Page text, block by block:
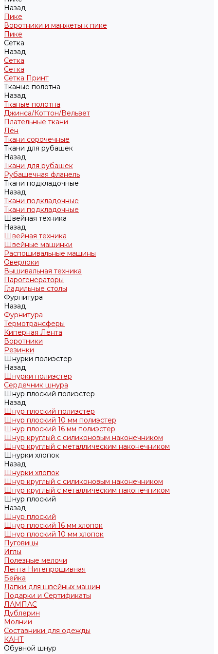
Назад
Пике
Воротники и манжеты к пике
Пике
Сетка
Назад
Сетка
Сетка
Сетка Принт
Тканые полотна
Назад
Тканые полотна
Джинса/Коттон/Вельвет
Плательные ткани
Лён
Ткани сорочечные
Ткани для рубашек
Назад
Ткани для рубашек
Рубашечная фланель
Ткани подкладочные
Назад
Ткани подкладочные
Ткани подкладочные
Швейная техника
Назад
Швейная техника
Швейные машинки
Распошивальные машины
Оверлоки
Вышивальная техника
Парогенераторы
Гладильные столы
Фурнитура
Назад
Фурнитура
Термотрансферы
Киперная Лента
Воротники
Резинки
Шнурки полиэстер
Назад
Шнурки полиэстер
Сердечник шнура
Шнур плоский полиэстер
Назад
Шнур плоский полиэстер
Шнур плоский 10 мм полиэстер
Шнур плоский 16 мм полиэстер
Шнур круглый с силиконовым наконечником
Шнур круглый с металлическим наконечником
Шнурки хлопок
Назад
Шнурки хлопок
Шнур круглый с силиконовым наконечником
Шнур круглый с металлическим наконечником
Шнур плоский
Назад
Шнур плоский
Шнур плоский 16 мм хлопок
Шнур плоский 10 мм хлопок
Пуговицы
Иглы
Полезные мелочи
Лента Нитепрошивная
Бейка
Лапки для швейных машин
Подарки и Сертификаты
ЛАМПАС
Дублерин
Молнии
Составники для одежды
КАНТ
Обувной шнур